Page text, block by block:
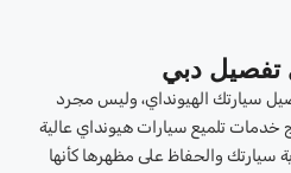
تفصيل دبي
سيارتك الهيونداي، وليس مجرد
خدمات تلميع سيارات هيونداي عالية
سيارتك والحفاظ على مظهرها كأنها